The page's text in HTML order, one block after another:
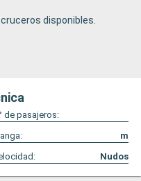
disponibles.
de pasajeros:
m
Nudos